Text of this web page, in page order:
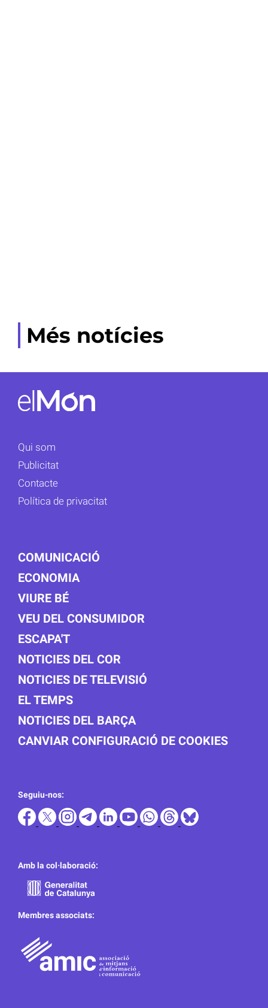
Més notícies
Qui som
Publicitat
Contacte
Política de privacitat
COMUNICACIÓ
ECONOMIA
VIURE BÉ
VEU DEL CONSUMIDOR
ESCAPA'T
NOTICIES DEL COR
NOTICIES DE TELEVISIÓ
EL TEMPS
NOTICIES DEL BARÇA
CANVIAR CONFIGURACIÓ DE COOKIES
Seguiu-nos:
Amb la col·laboració:
Membres associats: